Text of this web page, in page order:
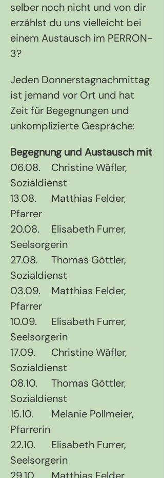
selber noch nicht und von dir
erzählst du uns vielleicht bei
einem Austausch im PERRON-
3?
Jeden Donnerstagnachmittag
ist jemand vor Ort und hat
Zeit für Begegnungen und
unkomplizierte Gespräche:
Begegnung und Austausch mit
06.08.	Christine Wäfler,
Sozialdienst
13.08.	Matthias Felder,
Pfarrer
20.08.	Elisabeth Furrer,
Seelsorgerin
27.08.	Thomas Göttler,
Sozialdienst
03.09.	Matthias Felder,
Pfarrer
10.09.	Elisabeth Furrer,
Seelsorgerin
17.09.	Christine Wäfler,
Sozialdienst
08.10.	Thomas Göttler,
Sozialdienst
15.10.	Melanie Pollmeier,
Pfarrerin
22.10.	Elisabeth Furrer,
Seelsorgerin